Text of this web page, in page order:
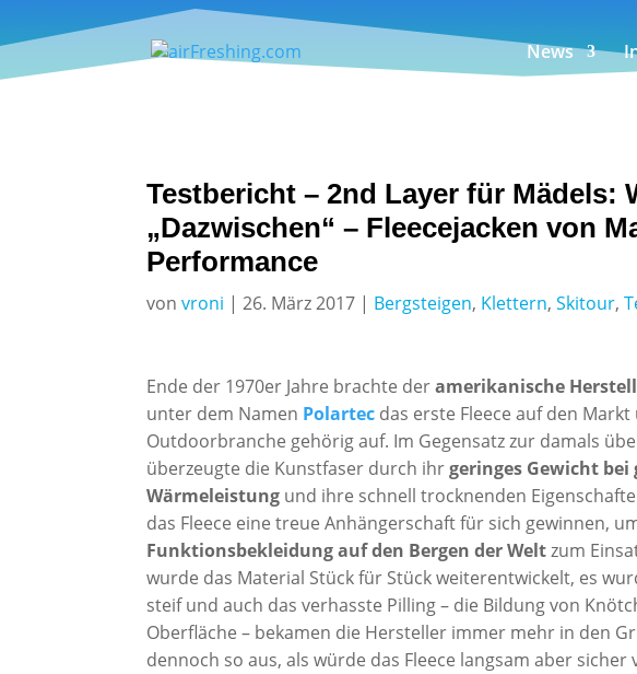
News
Testbericht – 2nd Layer für Mädels:
„Dazwischen“ – Fleecejacken von
Performance
vonvroni |26. März 2017 | Bergsteigen, Klettern,Skitour,
Ende der 1970er Jahre brachte deramerikanische
unter dem Namen Polartec das erste Fleece auf den
Outdoorbranche gehörig auf. Im Gegensatz zur damals
überzeugte die Kunstfaser durch ihrgeringes Gewicht
Wärmeleistung und ihre schnell trocknenden
das Fleece eine treue Anhängerschaft für sich gewinnen,
Funktionsbekleidung auf den Bergen der Weltzum
wurde das Material Stück für Stück weiterentwickelt, es
steif und auch das verhasste Pilling – die Bildung von
Oberfläche – bekamen die Hersteller immer mehr in den
dennoch so aus, als würde das Fleece langsam aber